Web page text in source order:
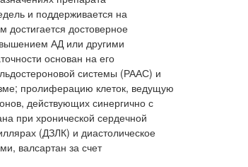
и поддерживается на
достигается достоверное
АД или другими
основан на его
системы (РААС) и
пролиферацию клеток, ведущую
действующих синергично с
при хронической сердечной
(ДЗЛК) и диастолическое
валсартан за счет